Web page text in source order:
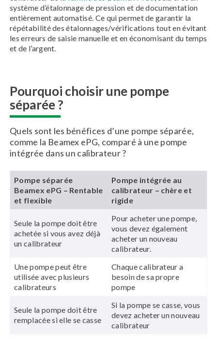
système d’étalonnage de pression et de documentation
entièrement automatisé. Ce qui permet de garantir la
répétabilité des étalonnages/vérifications tout en évitant
les erreurs de saisie manuelle et en économisant du temps
et de l’argent.
Pourquoi choisir une pompe
séparée ?
Quels sont les bénéfices d’une pompe séparée,
comme la Beamex ePG, comparé à une pompe
intégrée dans un calibrateur ?
Pompe séparée
Beamex ePG – Rentable
et flexible
Pompe intégrée au
calibrateur – chère et
rigide
Seule la pompe doit être
achetée si vous avez déjà
un calibrateur
Pour acheter une pompe,
vous devez également
acheter un nouveau
calibrateur.
Une pompe peut être
utilisée avec plusieurs
calibrateurs
Chaque calibrateur a
besoin de sa propre
pompe
Seule la pompe doit être
remplacée si elle se casse
Si la pompe se casse, vous
devez acheter un nouveau
calibrateur